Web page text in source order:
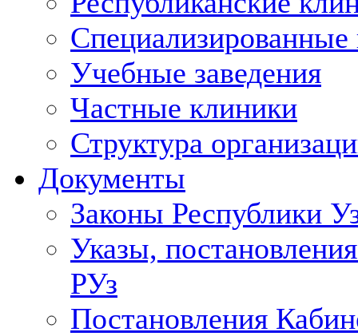
Учебные заведения
Частные клиники
Структура
Документы
Законы Республики
Указы,
РУз
Постановления